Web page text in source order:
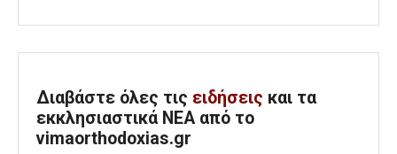
Διαβάστε όλες τις ειδήσεις και τα
εκκλησιαστικά ΝΕΑ από το
vimaorthodoxias.gr